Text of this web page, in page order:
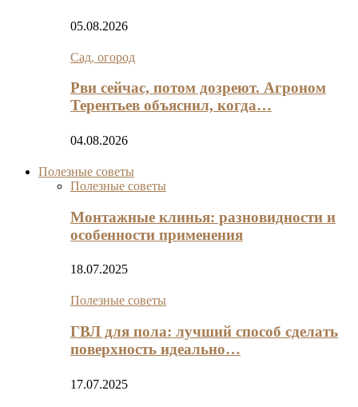
05.08.2026
Сад, огород
Рви сейчас, потом дозреют. Агроном
Терентьев объяснил, когда…
04.08.2026
Полезные советы
Полезные советы
Монтажные клинья: разновидности и
особенности применения
18.07.2025
Полезные советы
ГВЛ для пола: лучший способ сделать
поверхность идеально…
17.07.2025